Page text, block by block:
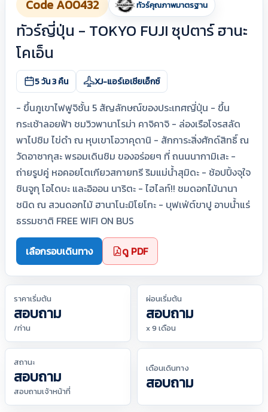
Code A00432 ทัวร์คุณภาพมาตรฐาน
ทัวร์ญี่ปุ่น - TOKYO FUJI ซุปตาร์ ฮานะ
โคเอ็น
5 วัน 3 คืน XJ-แอร์เอเชียเอ็กซ์
- ขึ้นภูเขาไฟฟูจิชั้น 5 สัญลักษณ์ของประเทศญี่ปุ่น - ขึ้น
กระเช้าลอยฟ้า ชมวิวพานาโรม่า คาจิคาจิ - ล่องเรือโจรสลัด
พาไปชิม ไข่ดำ ณ หุบเขาโอวาคุดานิ - สักการะสิ่งศักด์สิทธิ์ ณ
วัดอาซากุสะ พรอมเดินชิม ของอร่อยๆ ที่ ถนนนากามิเสะ -
ถ่ายรูปคู่ หอคอยโตเกียวสกายทรี ริมแม่น้ำสุมิดะ - ช้อปปิ้งจุใจ
ชินจูกุ โอไดบะ และอิออน นาริตะ - ไฮไลท์!! ชมดอกไม้นานา
ชนิด ณ สวนดอกไม้ ฮานาโนะมิโยโกะ - บุฟเฟ่ต์ขาปู อาบน้ำแร่
ธรรมชาติ FREE WIFI ON BUS
เลือกรอบเดินทาง ดู PDF
ราคาเริ่มต้น
สอบถาม
/ท่าน
ผ่อนเริ่มต้น
สอบถาม
x 9 เดือน
สถานะ
สอบถาม
สอบถามเจ้าหน้าที่
เดือนเดินทาง
สอบถาม